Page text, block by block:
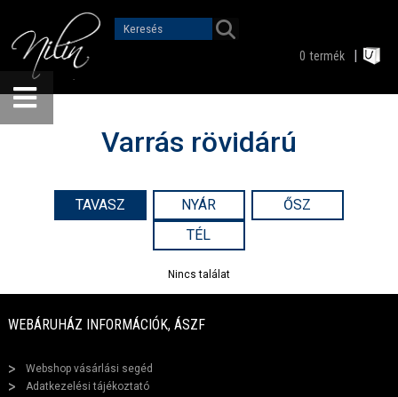
0 termék
Varrás rövidárú
TAVASZ NYÁR
ŐSZ
TÉL
Nincs találat
WEBÁRUHÁZ INFORMÁCIÓK, ÁSZF
Webshop vásárlási segéd
Adatkezelési tájékoztató